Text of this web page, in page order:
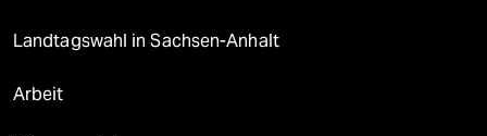
Landtagswahl in Sachsen-Anhalt
Arbeit